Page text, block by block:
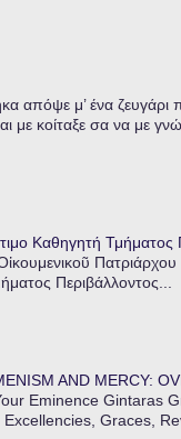
απόψε μ’ ένα ζευγάρι
με κοίταξε σα να με
Καθηγητή Τμήματος
Περιβάλλοντος...
AND MERCY:
Eminence Gintaras
Graces,